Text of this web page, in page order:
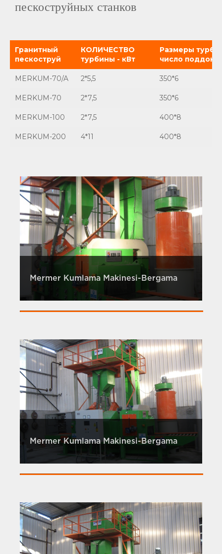
пескоструйных станков
Гранитный
пескоструй
КОЛИЧЕСТВО
турбины - кВт
Размеры
число
MERKUM-70/A 2*5,5 350*6
MERKUM-70 2*7,5 350*6
MERKUM-100 2*7,5 400*8
MERKUM-200 4*11 400*8
Mermer Kumlama Makinesi-Bergama
Mermer Kumlama Makinesi-Bergama